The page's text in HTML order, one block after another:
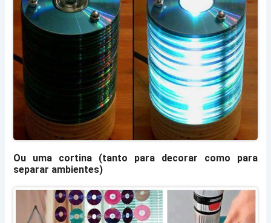
Ou uma cortina (tanto para decorar como para
separar ambientes)